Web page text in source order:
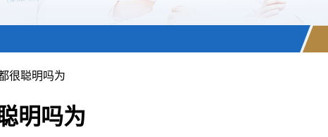
很聪明吗为
明吗为